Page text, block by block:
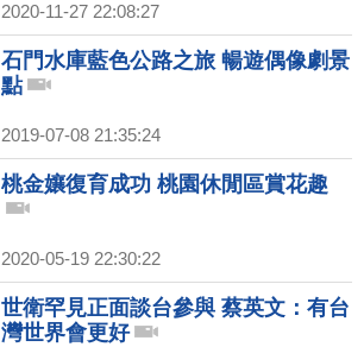
2020-11-27 22:08:27
石門水庫藍色公路之旅 暢遊偶像劇景
點
2019-07-08 21:35:24
桃金孃復育成功 桃園休閒區賞花趣
2020-05-19 22:30:22
世衛罕見正面談台參與 蔡英文：有台
灣世界會更好